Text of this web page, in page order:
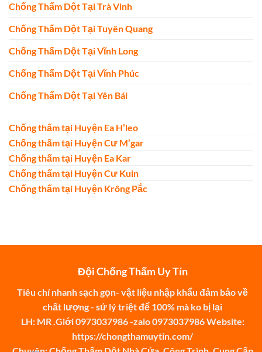
Chống Thấm Dột Tại Trà Vinh
Chống Thấm Dột Tại Tuyên Quang
Chống Thấm Dột Tại Vĩnh Long
Chống Thấm Dột Tại Vĩnh Phúc
Chống Thấm Dột Tại Yên Bái
Chống thấm tại Huyện Ea H’leo
Chống thấm tại Huyện Cư M’gar
Chống thấm tại Huyện Ea Kar
Chống thấm tại Huyện Cư Kuin
Chống thấm tại Huyện Krông Pắc
Đội Chống Thấm Uy Tín
Tiêu chí nhanh sạch gọn- vật liệu nhập khẩu đảm bảo về
chất lượng - sử lý triệt để 100% mà ko bị lại
LH: MR .Giới 0973037986 -zalo 0973037986 Website:
https://chongthamuytin.com/